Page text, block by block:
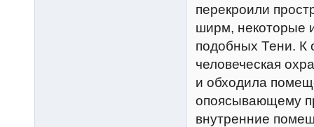
перекроили
ширм, некоторые
подобных Тени. К
человеческая
и обходила
опоясывающему
внутренние